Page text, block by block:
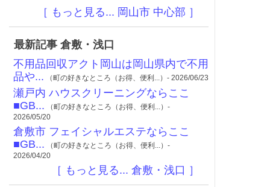
［ もっと見る... 岡山市 中心部 ］
最新記事 倉敷・浅口
不用品回収アクト岡山は岡山県内で不用
品や... （町の好きなところ（お得、便利...）- 2026/06/23
瀬戸内 ハウスクリーニングならここ
■GB... （町の好きなところ（お得、便利...）-
2026/05/20
倉敷市 フェイシャルエステならここ
■GB... （町の好きなところ（お得、便利...）-
2026/04/20
［ もっと見る... 倉敷・浅口 ］